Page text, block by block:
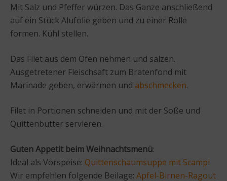
Mit Salz und Pfeffer würzen. Das Ganze anschließend
auf ein Stück Alufolie geben und zu einer Rolle
formen. Kühl stellen.
Das Filet aus dem Ofen nehmen und salzen.
Ausgetretener Fleischsaft zum Bratenfond mit
Marinade geben, erwärmen und abschmecken.
Filet in Portionen schneiden und mit der Soße und
Quittenbutter servieren.
Guten Appetit beim Weihnachtsmenü:
Ideal als Vorspeise: Quittenschaumsuppe mit Scampi
Wir empfehlen folgende Beilage: Apfel-Birnen-Ragout